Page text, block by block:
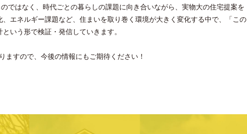
ではなく、時代ごとの暮らしの課題に向き合いながら、実物大の住宅提案を
エネルギー課題など、住まいを取り巻く環境が大きく変化する中で、「この
いう形で検証・発信していきます。
すので、今後の情報にもご期待ください！